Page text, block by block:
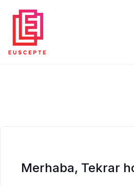
content
Merhaba, Tekrar